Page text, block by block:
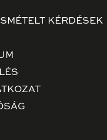
KÉRDÉSEK